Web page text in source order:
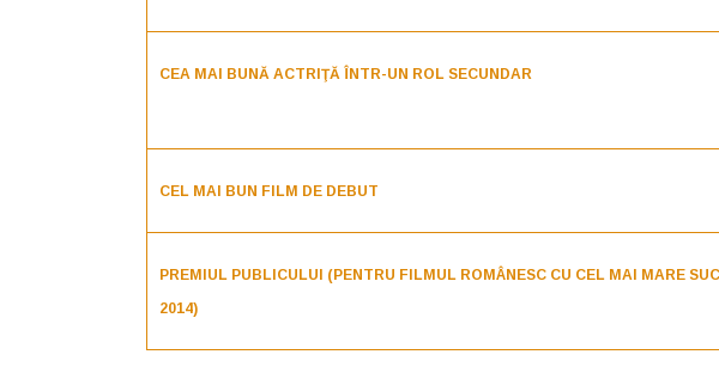
CEA MAI BUNĂ ACTRIŢĂ ÎNTR-UN ROL SECUNDAR
CEL MAI BUN FILM DE DEBUT
PREMIUL PUBLICULUI (PENTRU FILMUL ROMÂNESC CU CEL MAI MARE
2014)